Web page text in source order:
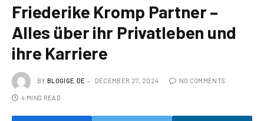
Friederike Kromp Partner –
Alles über ihr Privatleben und
ihre Karriere
BY BLOGIGE.DE DECEMBER 27, 2024 NO COMMENTS
4 MINS READ